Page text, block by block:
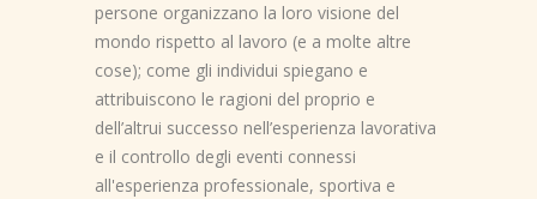
persone organizzano la loro visione del
mondo rispetto al lavoro (e a molte altre
cose); come gli individui spiegano e
attribuiscono le ragioni del proprio e
dell’altrui successo nell’esperienza lavorativa
e il controllo degli eventi connessi
all'esperienza professionale, sportiva e